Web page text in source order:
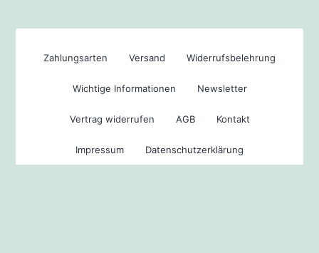
Zahlungsarten Versand Widerrufsbelehrung
Wichtige Informationen Newsletter
Vertrag widerrufen AGB Kontakt
Impressum Datenschutzerklärung